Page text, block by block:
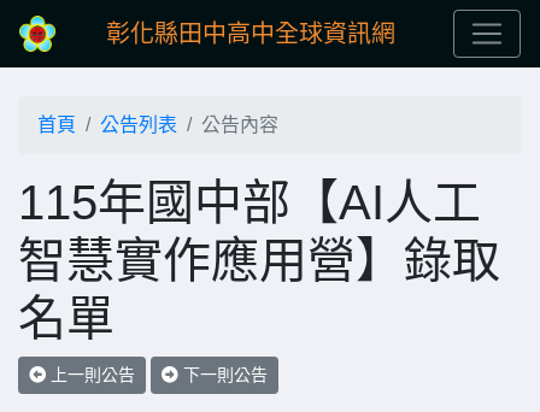
彰化縣田中高中全球資訊網
首頁 公告列表 公告內容
115年國中部【AI人工
智慧實作應用營】錄取
名單
上一則公告 下一則公告